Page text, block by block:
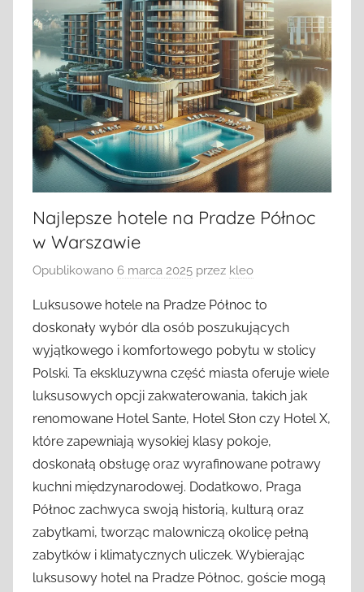
Najlepsze hotele na Pradze Północ
w Warszawie
Opublikowano 6 marca 2025 przez kleo
Luksusowe hotele na Pradze Północ to
doskonały wybór dla osób poszukujących
wyjątkowego i komfortowego pobytu w stolicy
Polski. Ta ekskluzywna część miasta oferuje wiele
luksusowych opcji zakwaterowania, takich jak
renomowane Hotel Sante, Hotel Słon czy Hotel X,
które zapewniają wysokiej klasy pokoje,
doskonałą obsługę oraz wyrafinowane potrawy
kuchni międzynarodowej. Dodatkowo, Praga
Północ zachwyca swoją historią, kulturą oraz
zabytkami, tworząc malowniczą okolicę pełną
zabytków i klimatycznych uliczek. Wybierając
luksusowy hotel na Pradze Północ, goście mogą